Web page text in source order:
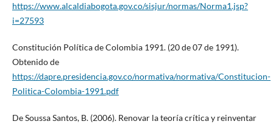
https://www.alcaldiabogota.gov.co/sisjur/normas/Norma1.jsp?
i=27593
Constitución Política de Colombia 1991. (20 de 07 de 1991).
Obtenido de
https://dapre.presidencia.gov.co/normativa/normativa/Constitucion-
Politica-Colombia-1991.pdf
De Soussa Santos, B. (2006). Renovar la teoría crítica y reinventar